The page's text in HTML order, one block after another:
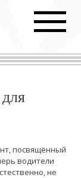
посвящённый
водители
не